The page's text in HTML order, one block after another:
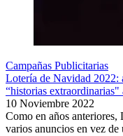
Campañas Publicitarias
Lotería de Navidad 2022:
“historias
10 Noviembre 2022
Como en años anteriores,
varios anuncios en vez